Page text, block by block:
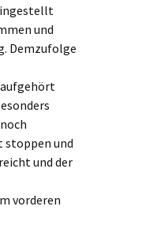
und
Demzufolge
aufgehört
stoppen und
und der
vorderen